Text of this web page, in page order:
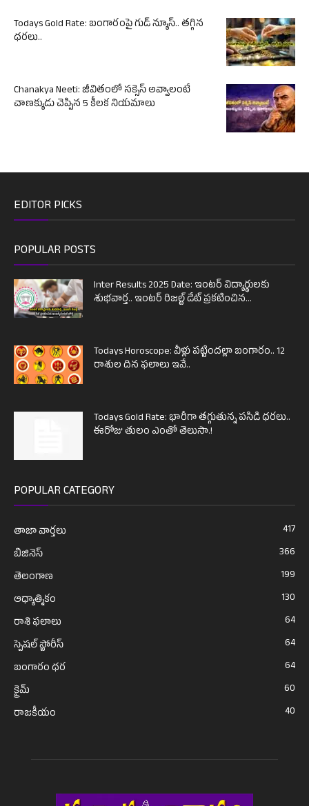
Todays Gold Rate: బంగారంపై గుడ్ న్యూస్.. తగ్గిన
ధరలు..
Chanakya Neeti: జీవితంలో సక్సెస్ అవ్వాలంటే
చాణక్యుడు చెప్పిన 5 కీలక నియమాలు
EDITOR PICKS
POPULAR POSTS
Inter Results 2025 Date: ఇంటర్ విద్యార్థులకు
శుభవార్త.. ఇంటర్ రిజల్ట్ డేట్ ప్రకటించిన...
Todays Horoscope: వీళ్లు పట్టిందల్లా బంగారం.. 12
రాశుల దిన ఫలాలు ఇవే..
Todays Gold Rate: భారీగా తగ్గుతున్న పసిడి ధరలు..
ఈరోజు తులం ఎంతో తెలుసా.!
POPULAR CATEGORY
తాజా వార్తలు
417
బిజినెస్
366
తెలంగాణ
199
ఆధ్యాత్మికం
130
రాశి ఫలాలు
64
స్పెషల్ స్టోరీస్
64
బంగారం ధర
64
క్రైమ్
60
రాజకీయం
40